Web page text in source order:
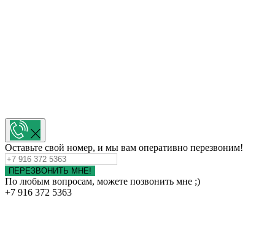
Оставьте свой номер, и мы вам оперативно перезвоним!
ПЕРЕЗВОНИТЬ МНЕ!
По любым вопросам, можете позвонить мне ;)
+7 916 372 5363